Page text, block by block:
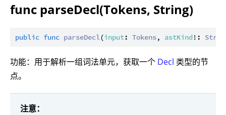
func parseDecl(Tokens, String)
public func parseDecl (input: Tokens, astKind!:
功能：用于解析一组词法单元，获取一个 Decl 类型的节
点。
注意：